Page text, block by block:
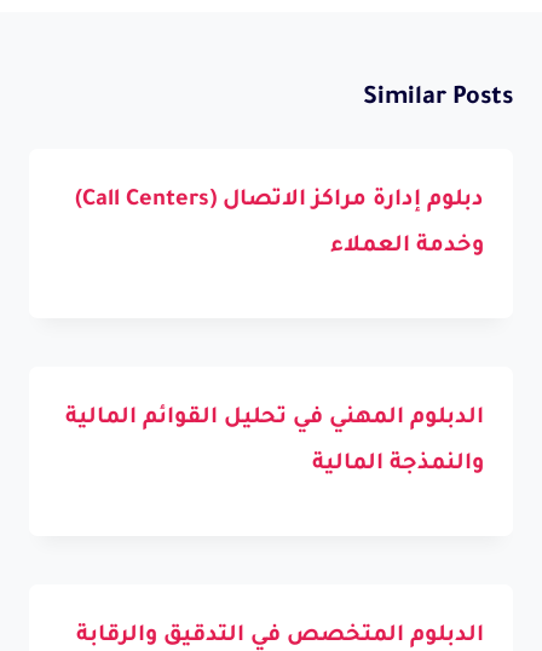
Similar Posts
دبلوم إدارة مراكز الاتصال (Call Centers)
وخدمة العملاء
الدبلوم المهني في تحليل القوائم المالية
والنمذجة المالية
الدبلوم المتخصص في التدقيق والرقابة